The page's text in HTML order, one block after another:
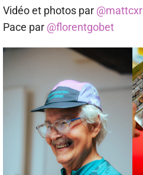
Vidéo et photos par @mattcxr
Pace par @florentgobet